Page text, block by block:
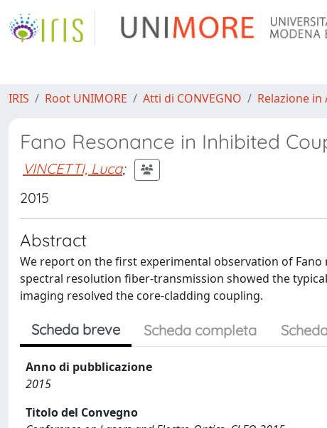
IRIS Root UNIMORE Atti di CONVEGNO Relazione
Fano Resonance in Inhibited
VINCETTI, Luca;
2015
Abstract
We report on the first experimental observation of
spectral resolution fiber-transmission showed the
imaging resolved the core-cladding coupling.
Scheda breve Scheda completa
Anno di pubblicazione
2015
Titolo del Convegno